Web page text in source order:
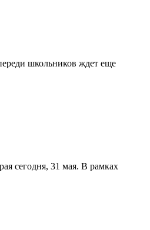
школьников ждет еще
сегодня, 31 мая. В рамках